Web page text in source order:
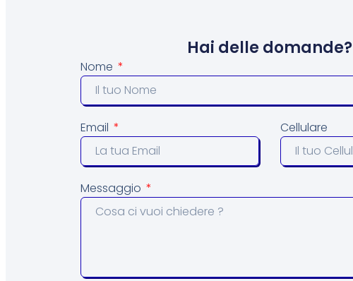
Hai delle domande?
Nome
Email Cellulare
Messaggio